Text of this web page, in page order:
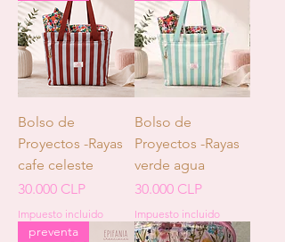
Bolso de
Proyectos -Rayas
cafe celeste
Precio
30.000 CLP
Impuesto incluido
Bolso de
Proyectos -Rayas
verde agua
Precio
30.000 CLP
Impuesto incluido
preventa